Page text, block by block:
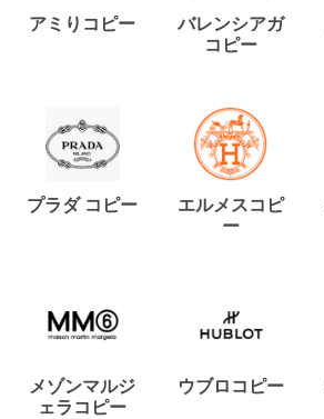
アミりコピー
バレンシアガ
コピー
プラダ コピー
エルメスコピ
ー
メゾンマルジ
ェラコピー
ウブロコピー